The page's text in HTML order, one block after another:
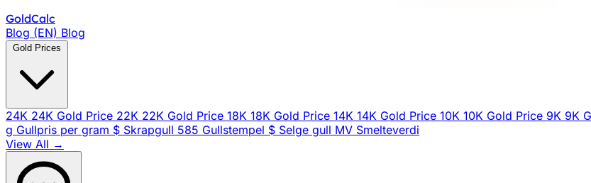
GoldCalc
Blog (EN) Blog
Gold Prices
24K 24K Gold Price 22K 22K Gold Price 18K 18K Gold Price 14K 14K Gold Price 10K 10K Gold Price 9K 9K
g Gullpris per gram $ Skrapgull 585 Gullstempel $ Selge gull MV Smelteverdi
View All →